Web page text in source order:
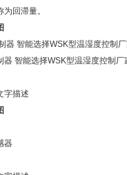
回滞量。
器 智能选择WSK型温湿度控制
器 智能选择WSK型温湿度控制
字描述
器